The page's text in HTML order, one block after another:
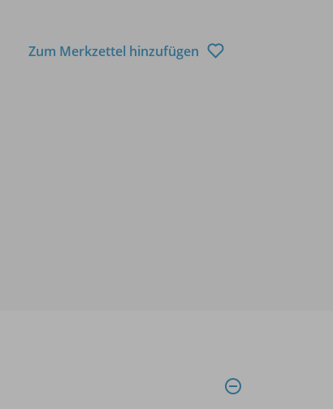
Zum Merkzettel hinzufügen